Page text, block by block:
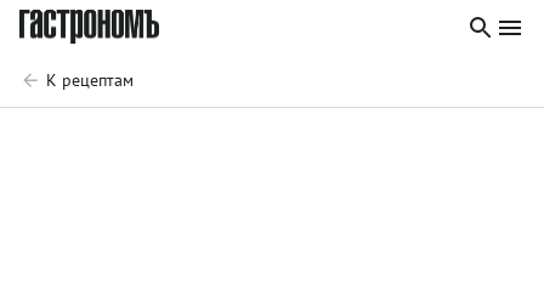
К рецептам